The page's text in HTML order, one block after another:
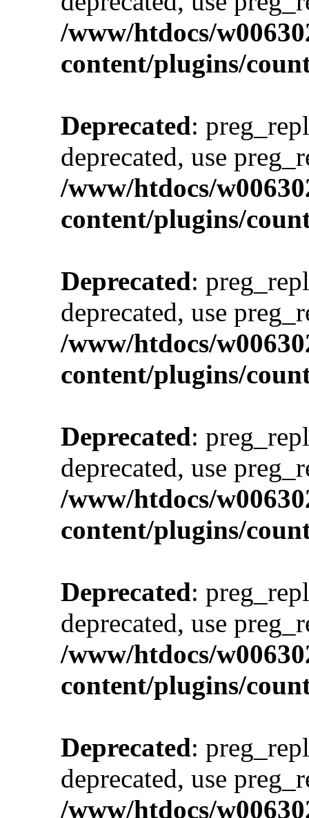
/www/htdocs/
content/plugins/
Deprecated:
deprecated, use
/www/htdocs/
content/plugins/
Deprecated:
deprecated, use
/www/htdocs/
content/plugins/
Deprecated:
deprecated, use
/www/htdocs/
content/plugins/
Deprecated:
deprecated, use
/www/htdocs/
content/plugins/
Deprecated:
deprecated, use
/www/htdocs/